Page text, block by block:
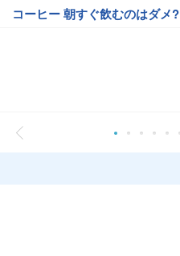
コーヒー 朝すぐ飲むのはダメ?